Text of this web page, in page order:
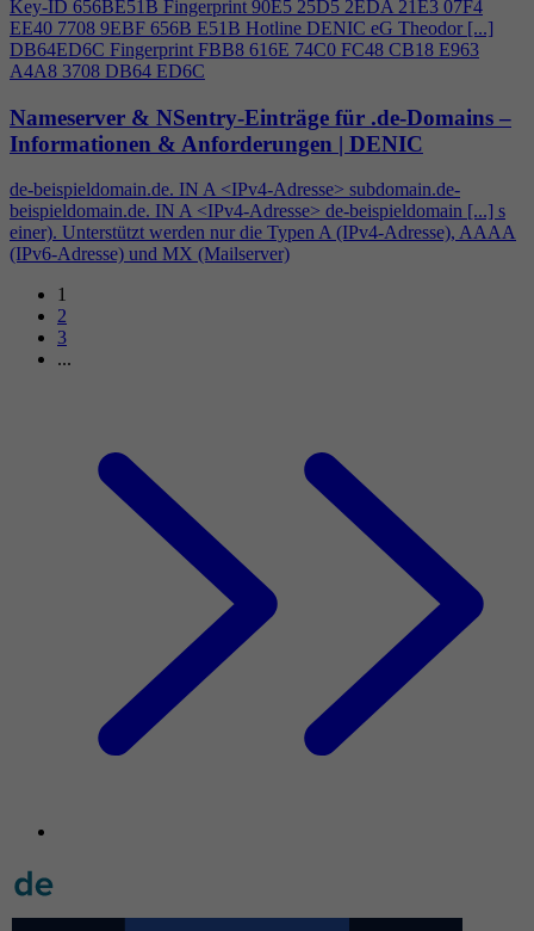
Key-ID 656BE51B Fingerprint 90E5 25D5 2EDA 21E3 07F4
EE40 7708 9EBF 656B E51B Hotline DENIC eG Theodor [...]
DB64ED6C Fingerprint FBB8 616E 74C0 FC48 CB18 E963
A4A8 3708 DB64 ED6C
Nameserver & NSentry-Einträge für .de-Domains –
Informationen & Anforderungen | DENIC
de-beispieldomain.de. IN A <IPv4-Adresse> subdomain.de-
beispieldomain.de. IN A <IPv4-Adresse> de-beispieldomain [...] s
einer). Unterstützt werden nur die Typen A (IPv4-Adresse), AAAA
(IPv6-Adresse) und MX (Mailserver)
1
2
3
...